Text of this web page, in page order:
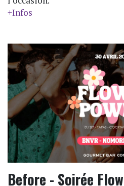
+Infos
Before - Soirée